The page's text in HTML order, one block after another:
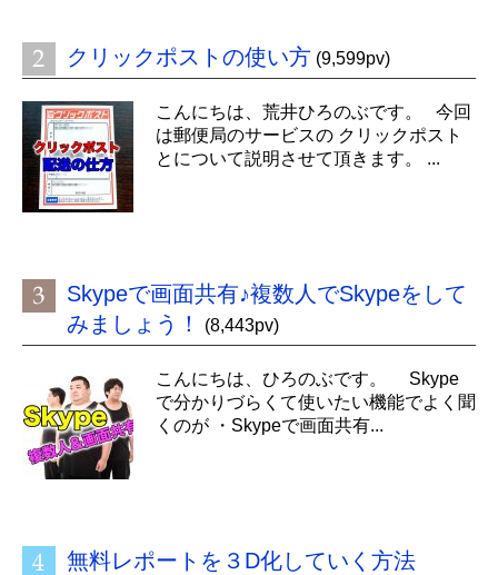
クリックポストの使い方 (9,599pv)
こんにちは、荒井ひろのぶです。 今回
は郵便局のサービスの クリックポスト
とについて説明させて頂きます。 ...
Skypeで画面共有♪複数人でSkypeをして
みましょう！
(8,443pv)
こんにちは、ひろのぶです。 Skype
で分かりづらくて使いたい機能でよく聞
くのが ・Skypeで画面共有...
無料レポートを３D化していく方法